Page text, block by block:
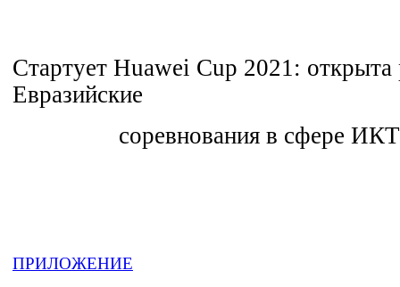
Стартует Huawei Cup 2021: открыта
Евразийские
соревнования в сфере ИКТ
ПРИЛОЖЕНИЕ